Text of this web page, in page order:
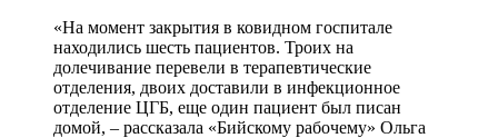
«На момент закрытия в ковидном госпитале
находились шесть пациентов. Троих на
долечивание перевели в терапевтические
отделения, двоих доставили в инфекционное
отделение ЦГБ, еще один пациент был писан
домой, – рассказала «Бийскому рабочему» Ольга